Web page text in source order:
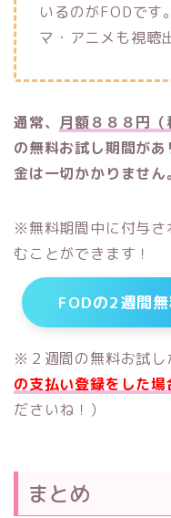
いるのがFODです
マ・アニメも視聴
通常、 月額８８８円（
の無料お試し期間が
金は一切かかりません。
※無料期間中に付与さ
むことができます！
FODの2週間
※２週間の無料お試し
の支払い登録をした場
ださいね！）
まとめ